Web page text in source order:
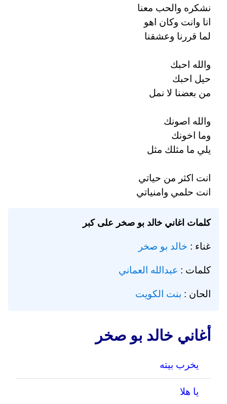
نشكره والحب معنا
انا وانت وكان اهو
لما قررنا وعشقنا
والله احبك
حيل احبك
من بعضنا لا نمل
والله اصونك
وما اخونك
يلي ما مثلك مثل
انت اكثر من حياتي
انت حلمي وامنياتي
كلمات اغاني خالد بو صخر على كبر
غناء : خالد بو صخر
كلمات : عبدالله العماني
الحان : بنت الكويت
أغاني خالد بو صخر
يخرب بيته
يا هلا